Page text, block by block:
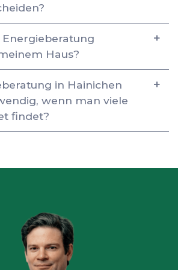
Haus?
in Hainichen
wenn man viele
findet?